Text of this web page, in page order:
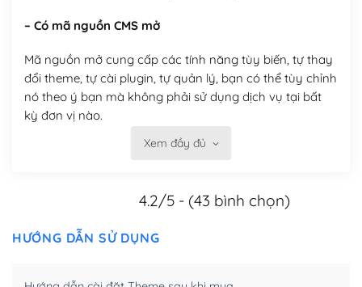
– Có mã nguồn CMS mở
Mã nguồn mở cung cấp các tính năng tùy biến, tự thay
đổi theme, tự cài plugin, tự quản lý, bạn có thể tùy chỉnh
nó theo ý bạn mà không phải sử dụng dịch vụ tại bất
kỳ đơn vị nào.
Việc của bạn là đăng ký một tên miền và hosting để
Có thể tùy biến trên website WordPress
– Thân thiện với công cụ tìm kiếm
Xem đầy đủ
4.2/5 - (43 bình chọn)
HƯỚNG DẪN SỬ DỤNG